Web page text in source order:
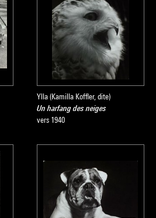
Ylla (Kamilla Koffler, dite)
Un harfang des neiges
vers 1940